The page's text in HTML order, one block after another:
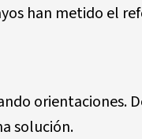
han metido el
orientaciones.
solución.